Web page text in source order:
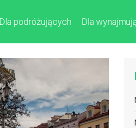
Dla podróżujących Dla